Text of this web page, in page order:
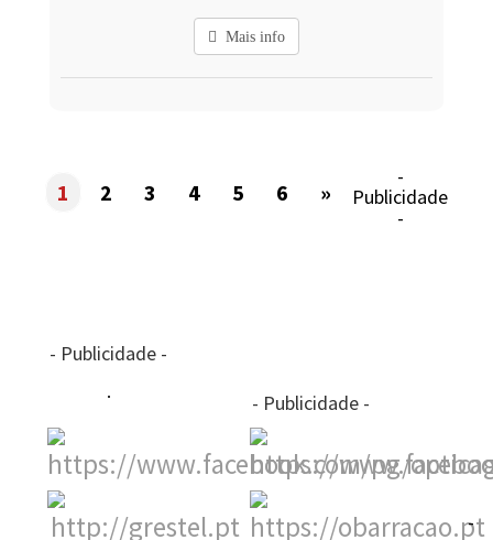
Mais info
1 2 3 4 5 6 »
-
Publicidade
-
- Publicidade -
- Publicidade -
-